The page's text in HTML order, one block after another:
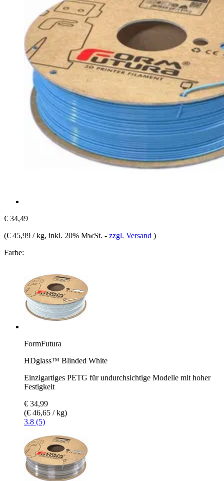
€ 34,49
(€ 45,99 / kg, inkl. 20% MwSt. - zzgl. Versand )
Farbe:
FormFutura
HDglass™ Blinded White
Einzigartiges PETG für undurchsichtige Modelle mit hoher
Festigkeit
€ 34,99
(€ 46,65 / kg)
3.8 (5)